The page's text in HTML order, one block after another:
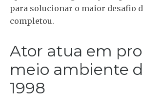
para solucionar o maior desafio
completou.
Ator atua em
meio ambiente
1998